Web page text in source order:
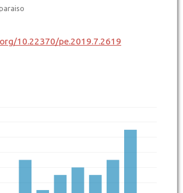
10.22370/pe.2019.7.2619